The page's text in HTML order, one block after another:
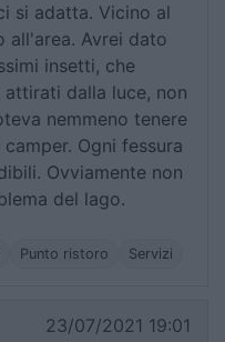
si adatta. Vicino al
all'area. Avrei dato
insetti, che
dalla luce, non
nemmeno tenere
Ogni fessura
Ovviamente non
del lago.
Punto ristoro Servizi
23/07/2021 19:01